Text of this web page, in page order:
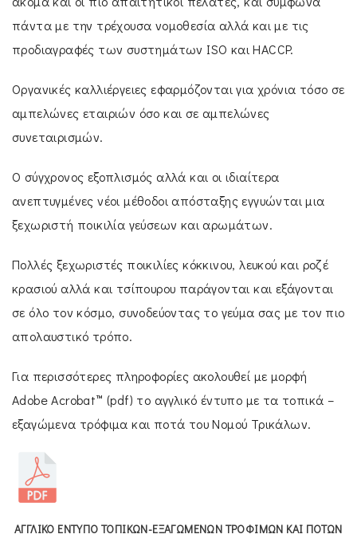
πάντα με την τρέχουσα νομοθεσία αλλά και με τις
προδιαγραφές των συστημάτων ISO και HACCP.
Οργανικές καλλιέργειες εφαρμόζονται για χρόνια τόσο σε
αμπελώνες εταιριών όσο και σε αμπελώνες
συνεταιρισμών.
Ο σύγχρονος εξοπλισμός αλλά και οι ιδιαίτερα
ανεπτυγμένες νέοι μέθοδοι απόσταξης εγγυώνται μια
ξεχωριστή ποικιλία γεύσεων και αρωμάτων.
Πολλές ξεχωριστές ποικιλίες κόκκινου, λευκού και ροζέ
κρασιού αλλά και τσίπουρου παράγονται και εξάγονται
σε όλο τον κόσμο, συνοδεύοντας το γεύμα σας με τον πιο
απολαυστικό τρόπο.
Για περισσότερες πληροφορίες ακολουθεί με μορφή
Adobe Acrobat™ (pdf) το αγγλικό έντυπο με τα τοπικά –
εξαγώμενα τρόφιμα και ποτά του Νομού Τρικάλων.
ΑΓΓΛΙΚΟ ΕΝΤΥΠΟ ΤΟΠΙΚΩΝ-ΕΞΑΓΩΜΕΝΩΝ ΤΡΟΦΙΜΩΝ ΚΑΙ ΠΟΤΩΝ